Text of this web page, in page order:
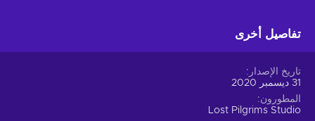
تفاصيل أخرى
تاريخ الإصدار
31 ديسمبر 2020
المطورون
Lost Pilgrims Studio